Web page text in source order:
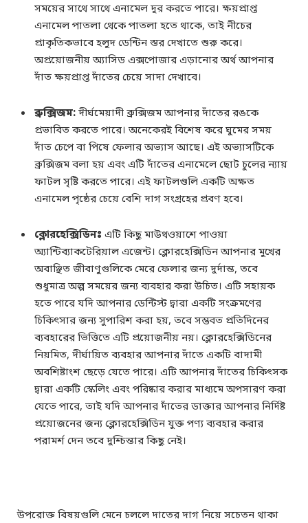
সময়ের সাথে সাথে এনামেল দূর করতে পারে। ক্ষয়প্রাপ্ত
এনামেল পাতলা থেকে পাতলা হতে থাকে, তাই নীচের
প্রাকৃতিকভাবে হলুদ ডেন্টিন স্তর দেখাতে শুরু করে।
অপ্রয়োজনীয় অ্যাসিড এক্সপোজার এড়ানোর অর্থ আপনার
দাঁত ক্ষয়প্রাপ্ত দাঁতের চেয়ে সাদা দেখাবে।
ব্রুক্সিজম: দীর্ঘমেয়াদী ব্রুক্সিজম আপনার দাঁতের রঙকে
প্রভাবিত করতে পারে। অনেকেরই বিশেষ করে ঘুমের সময়
দাঁত চেপে বা পিষে ফেলার অভ্যাস আছে। এই অভ্যাসটিকে
ব্রুক্সিজম বলা হয় এবং এটি দাঁতের এনামেলে ছোট চুলের ন্যায়
ফাটল সৃষ্টি করতে পারে। এই ফাটলগুলি একটি অক্ষত
এনামেল পৃষ্ঠের চেয়ে বেশি দাগ সংগ্রহের প্রবণ হবে।
ক্লোরহেক্সিডিনঃ এটি কিছু মাউথওয়াশে পাওয়া
অ্যান্টিব্যাকটেরিয়াল এজেন্ট। ক্লোরহেক্সিডিন আপনার মুখের
অবাঞ্ছিত জীবাণুগুলিকে মেরে ফেলার জন্য দুর্দান্ত, তবে
শুধুমাত্র অল্প সময়ের জন্য ব্যবহার করা উচিত। এটি সহায়ক
হতে পারে যদি আপনার ডেন্টিস্ট দ্বারা একটি সংক্রমণের
চিকিৎসার জন্য সুপারিশ করা হয়, তবে সম্ভবত প্রতিদিনের
ব্যবহারের ভিত্তিতে এটি প্রয়োজনীয় নয়। ক্লোরহেক্সিডিনের
নিয়মিত, দীর্ঘায়িত ব্যবহার আপনার দাঁতে একটি বাদামী
অবশিষ্টাংশ ছেড়ে যেতে পারে। এটি আপনার দাঁতের চিকিৎসক
দ্বারা একটি স্কেলিং এবং পরিষ্কার করার মাধ্যমে অপসারণ করা
যেতে পারে, তাই যদি আপনার দাঁতের ডাক্তার আপনার নির্দিষ্ট
প্রয়োজনের জন্য ক্লোরহেক্সিডিন যুক্ত পণ্য ব্যবহার করার
পরামর্শ দেন তবে দুশ্চিন্তার কিছু নেই।
উপরোক্ত বিষয়গুলি মেনে চললে দাতের দাগ নিয়ে সচেতন থাকা